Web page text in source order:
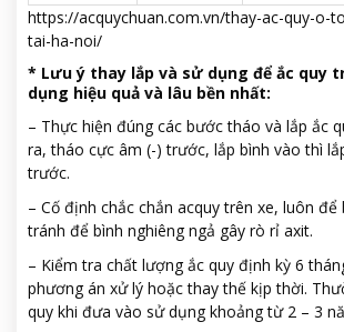
https://acquychuan.com.vn/thay-ac-quy-o-
tai-ha-noi/
* Lưu ý thay lắp và sử dụng để ắc quy
dụng hiệu quả và lâu bền nhất:
– Thực hiện đúng các bước tháo và lắp ắc
ra, tháo cực âm (-) trước, lắp bình vào thì
trước.
– Cố định chắc chắn acquy trên xe, luôn
tránh để bình nghiêng ngả gây rò rỉ axit.
– Kiểm tra chất lượng ắc quy định kỳ 6
phương án xử lý hoặc thay thế kịp thời.
quy khi đưa vào sử dụng khoảng từ 2 – 3